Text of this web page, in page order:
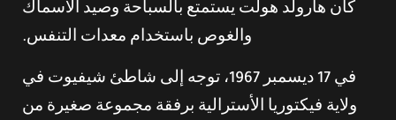
كان هارولد هولت يستمتع بالسباحة وصيد الأسماك
والغوص باستخدام معدات التنفس.
في 17 ديسمبر 1967، توجه إلى شاطئ شيفيوت في
ولاية فيكتوريا الأسترالية برفقة مجموعة صغيرة من